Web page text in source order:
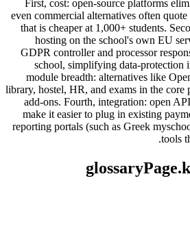
First, cost: open-source platforms
even commercial alternatives often
that is cheaper at 1,000+ students.
hosting on the school's own EU
GDPR controller and processor
school, simplifying data-protection
module breadth: alternatives like
library, hostel, HR, and exams in the core
add-ons. Fourth, integration: open
make it easier to plug in existing
reporting portals (such as Greek
tools